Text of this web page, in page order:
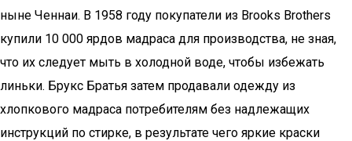
ныне Ченнаи. В 1958 году покупатели из Brooks Brothers
купили 10 000 ярдов мадраса для производства, не зная,
что их следует мыть в холодной воде, чтобы избежать
линьки. Брукс Братья затем продавали одежду из
хлопкового мадраса потребителям без надлежащих
инструкций по стирке, в результате чего яркие краски